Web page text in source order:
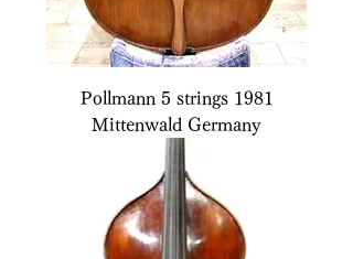
Pollmann 5 strings 1981
Mittenwald Germany